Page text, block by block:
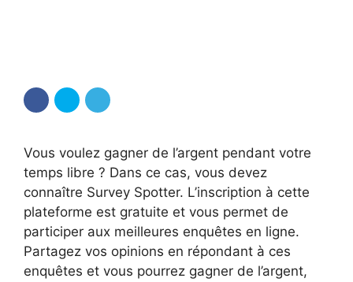
Vous voulez gagner de l’argent pendant votre
temps libre ? Dans ce cas, vous devez
connaître Survey Spotter. L’inscription à cette
plateforme est gratuite et vous permet de
participer aux meilleures enquêtes en ligne.
Partagez vos opinions en répondant à ces
enquêtes et vous pourrez gagner de l’argent,